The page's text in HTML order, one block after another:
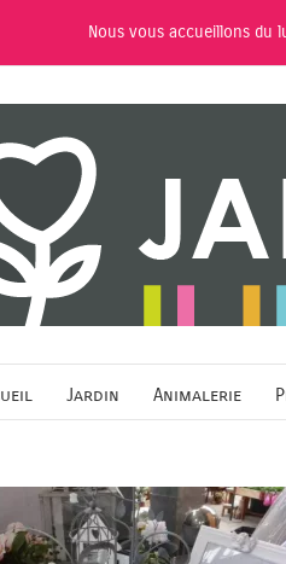
Nous vous accueillons du
Jardin Animalerie